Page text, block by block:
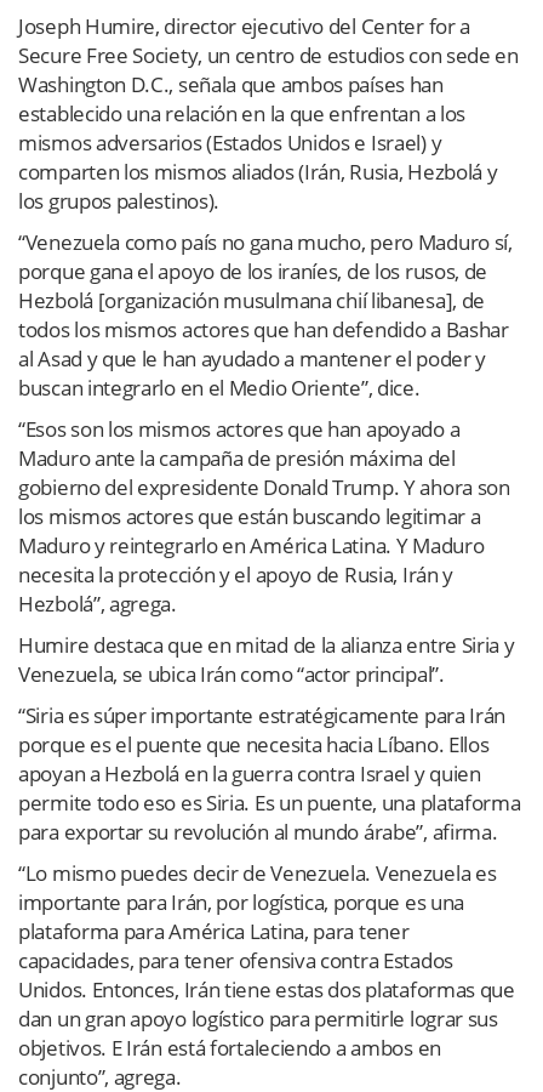
Joseph Humire, director ejecutivo del Center for a
Secure Free Society, un centro de estudios con sede en
Washington D.C., señala que ambos países han
establecido una relación en la que enfrentan a los
mismos adversarios (Estados Unidos e Israel) y
comparten los mismos aliados (Irán, Rusia, Hezbolá y
los grupos palestinos).
“Venezuela como país no gana mucho, pero Maduro sí,
porque gana el apoyo de los iraníes, de los rusos, de
Hezbolá [organización musulmana chií libanesa], de
todos los mismos actores que han defendido a Bashar
al Asad y que le han ayudado a mantener el poder y
buscan integrarlo en el Medio Oriente”, dice.
“Esos son los mismos actores que han apoyado a
Maduro ante la campaña de presión máxima del
gobierno del expresidente Donald Trump. Y ahora son
los mismos actores que están buscando legitimar a
Maduro y reintegrarlo en América Latina. Y Maduro
necesita la protección y el apoyo de Rusia, Irán y
Hezbolá”, agrega.
Humire destaca que en mitad de la alianza entre Siria y
Venezuela, se ubica Irán como “actor principal”.
“Siria es súper importante estratégicamente para Irán
porque es el puente que necesita hacia Líbano. Ellos
apoyan a Hezbolá en la guerra contra Israel y quien
permite todo eso es Siria. Es un puente, una plataforma
para exportar su revolución al mundo árabe”, afirma.
“Lo mismo puedes decir de Venezuela. Venezuela es
importante para Irán, por logística, porque es una
plataforma para América Latina, para tener
capacidades, para tener ofensiva contra Estados
Unidos. Entonces, Irán tiene estas dos plataformas que
dan un gran apoyo logístico para permitirle lograr sus
objetivos. E Irán está fortaleciendo a ambos en
conjunto”, agrega.